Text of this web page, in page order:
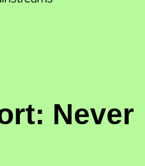
Never